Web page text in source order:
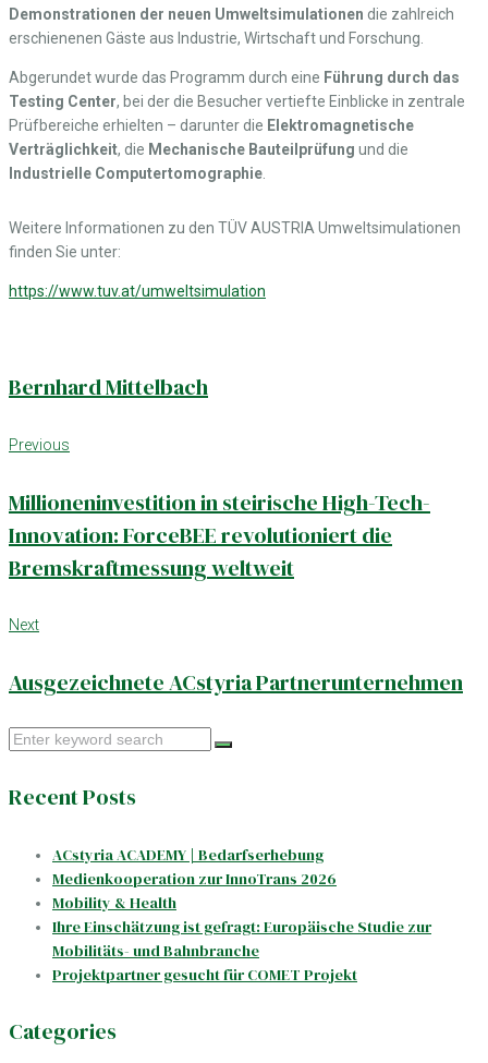
Demonstrationen der neuen Umweltsimulationen die zahlreich
erschienenen Gäste aus Industrie, Wirtschaft und Forschung.
Abgerundet wurde das Programm durch eine Führung durch das
Testing Center, bei der die Besucher vertiefte Einblicke in zentrale
Prüfbereiche erhielten – darunter die Elektromagnetische
Verträglichkeit, die Mechanische Bauteilprüfung und die
Industrielle Computertomographie
Weitere Informationen zu den TÜV AUSTRIA Umweltsimulationen
finden Sie unter:
https://www.tuv.at/umweltsimulation
Bernhard Mittelbach
Post
navigation
Previous
Previous
Millioneninvestition in steirische High-Tech-
Innovation: ForceBEE revolutioniert die
Bremskraftmessung weltweit
Next
Next
Ausgezeichnete ACstyria Partnerunternehmen
Search
Recent Posts
ACstyria ACADEMY | Bedarfserhebung
Medienkooperation zur InnoTrans 2026
Mobility & Health
Ihre Einschätzung ist gefragt: Europäische Studie zur
Mobilitäts- und Bahnbranche
Projektpartner gesucht für COMET Projekt
Categories